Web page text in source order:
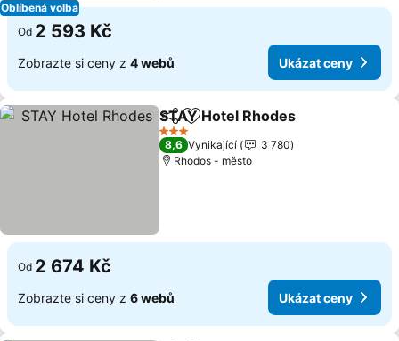
Oblíbená volba
Od 2 593 Kč
Zobrazte si ceny z 4 webů Ukázat ceny
SdíletPřidat na seznam oblíbených
STAY Hotel Rhodes
3 Počet hvězdiček
8,6 Vynikající
3 780
Rhodos - město
Od 2 674 Kč
Zobrazte si ceny z 6 webů Ukázat ceny